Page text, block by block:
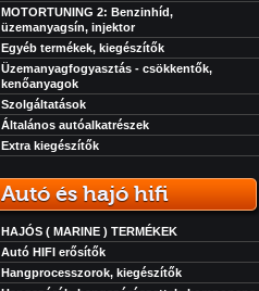
MOTORTUNING 2: Benzinhíd,
üzemanyagsín, injektor
Egyéb termékek, kiegészítők
Üzemanyagfogyasztás - csökkentők,
kenőanyagok
Szolgáltatások
Általános autóalkatrészek
Extra kiegészítők
Autó és hajó hifi
HAJÓS ( MARINE ) TERMÉKEK
Autó HIFI erősítők
Hangprocesszorok, kiegészítők